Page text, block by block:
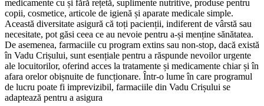
medicamente cu și fără rețetă, suplimente nutritive, produse pentru
copii, cosmetice, articole de igienă și aparate medicale simple.
Această diversitate asigură că toți pacienții, indiferent de vârstă sau
necesitate, pot găsi ceea ce au nevoie pentru a-și menține sănătatea.
De asemenea, farmaciile cu program extins sau non-stop, dacă există
în Vadu Crișului, sunt esențiale pentru a răspunde nevoilor urgente
ale locuitorilor, oferind acces la tratamente și medicamente chiar și în
afara orelor obișnuite de funcționare. Într-o lume în care programul
de lucru poate fi imprevizibil, farmaciile din Vadu Crișului se
adaptează pentru a asigura